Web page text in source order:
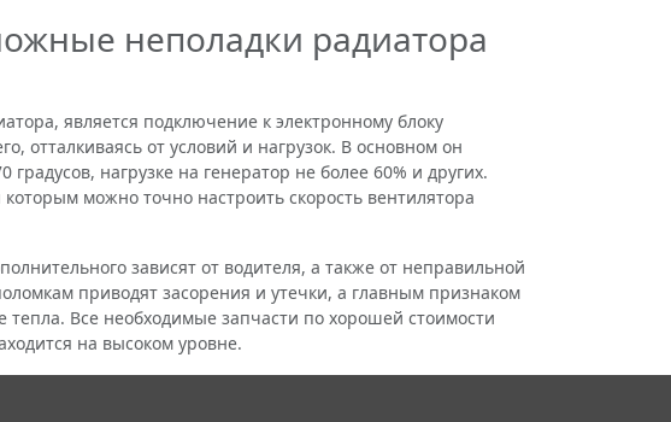
неполадки радиатора
является подключение к электронному блоку
отталкиваясь от условий и нагрузок. В основном он
нагрузке на генератор не более 60% и других.
можно точно настроить скорость вентилятора
зависят от водителя, а также от неправильной
приводят засорения и утечки, а главным признаком
тепла. Все необходимые запчасти по хорошей стоимости
на высоком уровне.